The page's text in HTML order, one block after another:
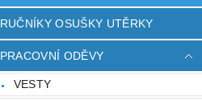
RUČNÍKY OSUŠKY UTĚRKY
PRACOVNÍ ODĚVY
VESTY